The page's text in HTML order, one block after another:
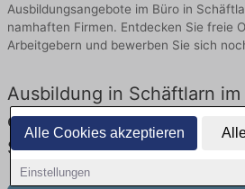
Alle Cookies akzeptieren
Einstellungen
Ausbildungsangebote im Büro in
namhaften Firmen. Entdecken Sie freie
Arbeitgebern und bewerben Sie sich
Ausbildung in Schäftlarn
es keine Stellenangebote
Schäftlarn